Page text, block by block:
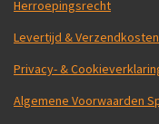
Herroepingsrecht
Levertijd & Verzendkosten
Privacy- &
Algemene Voorwaarden